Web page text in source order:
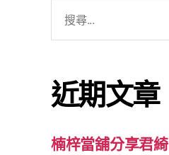
字:
近期文章
楠梓當舖分享君